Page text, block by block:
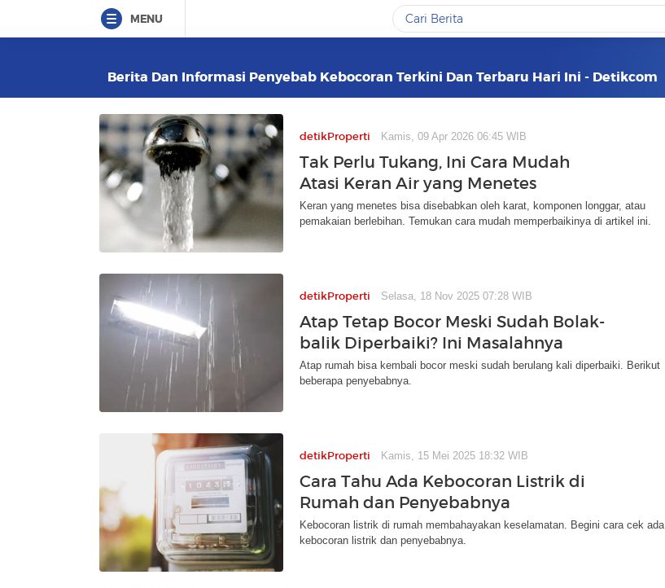
MENU
Berita Dan Informasi Penyebab Kebocoran Terkini Dan Terbaru Hari Ini - Detikcom
detikProperti Kamis, 09 Apr 2026 06:45 WIB
Tak Perlu Tukang, Ini Cara Mudah
Atasi Keran Air yang Menetes
Keran yang menetes bisa disebabkan oleh karat, komponen longgar, atau
pemakaian berlebihan. Temukan cara mudah memperbaikinya di artikel ini.
detikProperti Selasa, 18 Nov 2025 07:28 WIB
Atap Tetap Bocor Meski Sudah Bolak-
balik Diperbaiki? Ini Masalahnya
Atap rumah bisa kembali bocor meski sudah berulang kali diperbaiki. Berikut
beberapa penyebabnya.
detikProperti Kamis, 15 Mei 2025 18:32 WIB
Cara Tahu Ada Kebocoran Listrik di
Rumah dan Penyebabnya
Kebocoran listrik di rumah membahayakan keselamatan. Begini cara cek ada
kebocoran listrik dan penyebabnya.